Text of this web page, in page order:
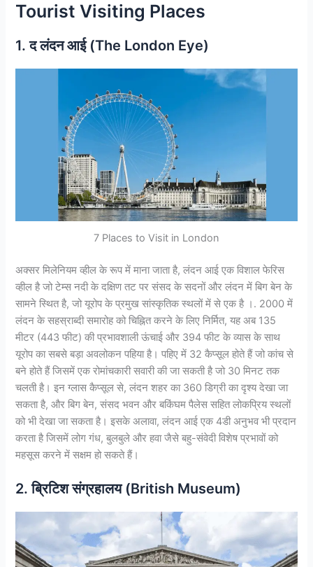
Tourist Visiting Places
1. द लंदन आई (The London Eye)
7 Places to Visit in London
अक्सर मिलेनियम व्हील के रूप में माना जाता है, लंदन आई एक विशाल फेरिस
व्हील है जो टेम्स नदी के दक्षिण तट पर संसद के सदनों और लंदन में बिग बेन के
सामने स्थित है, जो यूरोप के प्रमुख सांस्कृतिक स्थलों में से एक है ।. 2000 में
लंदन के सहस्राब्दी समारोह को चिह्नित करने के लिए निर्मित, यह अब 135
मीटर (443 फीट) की प्रभावशाली ऊंचाई और 394 फीट के व्यास के साथ
यूरोप का सबसे बड़ा अवलोकन पहिया है। पहिए में 32 कैप्सूल होते हैं जो कांच से
बने होते हैं जिसमें एक रोमांचकारी सवारी की जा सकती है जो 30 मिनट तक
चलती है। इन ग्लास कैप्सूल से, लंदन शहर का 360 डिग्री का दृश्य देखा जा
सकता है, और बिग बेन, संसद भवन और बकिंघम पैलेस सहित लोकप्रिय स्थलों
को भी देखा जा सकता है। इसके अलावा, लंदन आई एक 4डी अनुभव भी प्रदान
करता है जिसमें लोग गंध, बुलबुले और हवा जैसे बहु-संवेदी विशेष प्रभावों को
महसूस करने में सक्षम हो सकते हैं।
2. ब्रिटिश संग्रहालय (British Museum)